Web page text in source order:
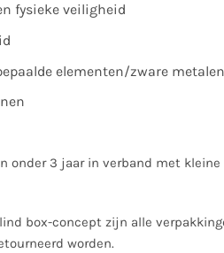
fysieke veiligheid
elementen/zware metalen
onder 3 jaar in verband met
box-concept zijn alle
worden.